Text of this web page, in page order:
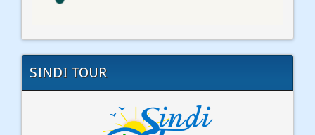
SINDI TOUR